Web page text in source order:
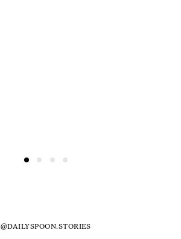
@DAILYSPOON.STORIES